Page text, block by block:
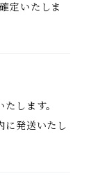
定いたしま
します。
に発送いたし